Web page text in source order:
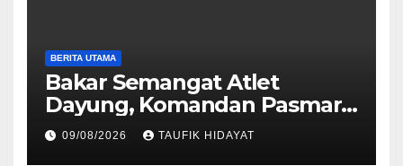
BERITA UTAMA
Bakar Semangat Atlet
Dayung, Komandan Pasmar
3 Berikan Motivasi dan
Apresiasi
09/08/2026 TAUFIK HIDAYAT